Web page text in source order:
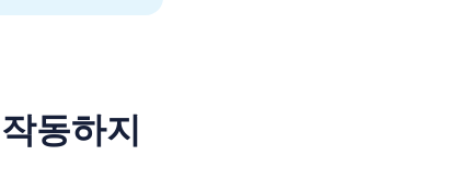
동하지